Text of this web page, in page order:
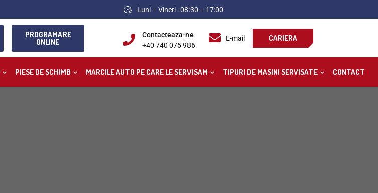
Luni – Vineri : 08:30 – 17:00
PROGRAMARE
ONLINE
Contacteaza-ne
+40 740 075 986
E-mail CARIERA
PIESE DE SCHIMB MARCILE AUTO PE CARE LE SERVISAM TIPURI DE MASINI SERVISATE CONTACT